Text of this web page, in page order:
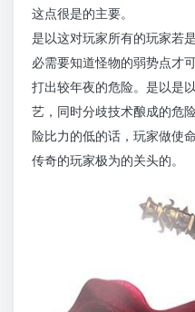
这点很是的主要。
是以这对玩家所有的玩家若
必需要知道怪物的弱势点才
打出较年夜的危险。是以是
艺，同时分歧技术酿成的危
险比力的低的话，玩家做使
传奇的玩家极为的关头的。